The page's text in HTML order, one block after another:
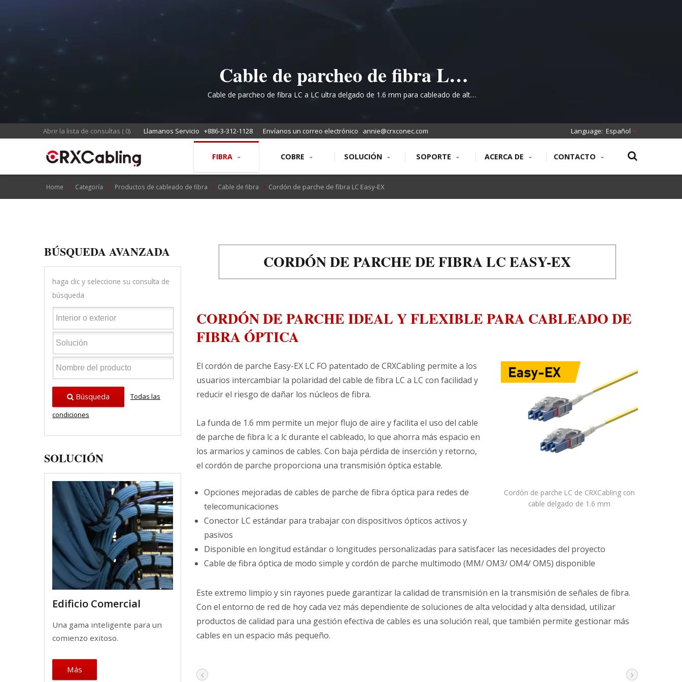
Cable de parcheo de fibra LC
flexible con tecnología de
intercambio de polaridad
patentada
Cable de parcheo de fibra LC a LC ultra delgado de 1.6 mm para cableado de alta
Abrir la lista de consultas ( 0) Llamanos Servicio +886-3-312-1128 Envíanos un correo electrónico annie@crxconec.com Español
FIBRA COBRE SOLUCIÓN SOPORTE ACERCA DE CONTACTO
Home Categoría Productos de cableado de fibra Cable de fibra Cordón de parche de fibra LC Easy-EX
BÚSQUEDA AVANZADA
haga clic y seleccione su consulta de
búsqueda
Búsqueda
Todas las
condiciones
SOLUCIÓN
Edificio Comercial
Una gama inteligente para un
comienzo exitoso.
Más
CORDÓN DE PARCHE DE FIBRA LC EASY-EX
CORDÓN DE PARCHE IDEAL Y FLEXIBLE PARA CABLEADO DE
FIBRA ÓPTICA
Cordón de parche LC de CRXCabling con
cable delgado de 1.6 mm
El cordón de parche Easy-EX LC FO patentado de CRXCabling permite a los
usuarios intercambiar la polaridad del cable de fibra LC a LC con facilidad y
reducir el riesgo de dañar los núcleos de fibra.
La funda de 1.6 mm permite un mejor flujo de aire y facilita el uso del cable
de parche de fibra lc a lc durante el cableado, lo que ahorra más espacio en
los armarios y caminos de cables. Con baja pérdida de inserción y retorno,
el cordón de parche proporciona una transmisión óptica estable.
Opciones mejoradas de cables de parche de fibra óptica para redes de
telecomunicaciones
Conector LC estándar para trabajar con dispositivos ópticos activos y
pasivos
Disponible en longitud estándar o longitudes personalizadas para satisfacer las necesidades del proyecto
Cable de fibra óptica de modo simple y cordón de parche multimodo (MM/ OM3/ OM4/ OM5) disponible
Este extremo limpio y sin rayones puede garantizar la calidad de transmisión en la transmisión de señales de fibra.
Con el entorno de red de hoy cada vez más dependiente de soluciones de alta velocidad y alta densidad, utilizar
productos de calidad para una gestión efectiva de cables es una solución real, que también permite gestionar más
cables en un espacio más pequeño.